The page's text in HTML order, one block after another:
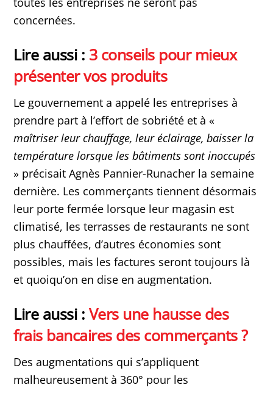
concernées.
Lire aussi : 3 conseils pour mieux
présenter vos produits
Le gouvernement a appelé les entreprises à
prendre part à l’effort de sobriété et à «
maîtriser leur chauffage, leur éclairage, baisser la
température lorsque les bâtiments sont inoccupés
» précisait Agnès Pannier-Runacher la semaine
dernière. Les commerçants tiennent désormais
leur porte fermée lorsque leur magasin est
climatisé, les terrasses de restaurants ne sont
plus chauffées, d’autres économies sont
possibles, mais les factures seront toujours là
et quoiqu’on en dise en augmentation.
Lire aussi : Vers une hausse des
frais bancaires des commerçants ?
Des augmentations qui s’appliquent
malheureusement à 360° pour les